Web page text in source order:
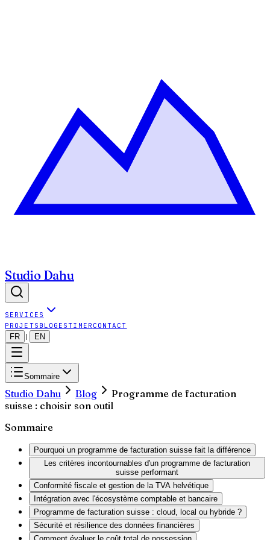
Studio Dahu
SERVICES
PROJETS BLOG ESTIMER CONTACT
FR EN
Sommaire
Studio Dahu Blog
Programme de facturation
suisse : choisir son outil
Sommaire
Pourquoi un programme de facturation suisse fait la différence
Les critères incontournables d'un programme de facturation
suisse performant
Conformité fiscale et gestion de la TVA helvétique
Intégration avec l'écosystème comptable et bancaire
Programme de facturation suisse : cloud, local ou hybride ?
Sécurité et résilience des données financières